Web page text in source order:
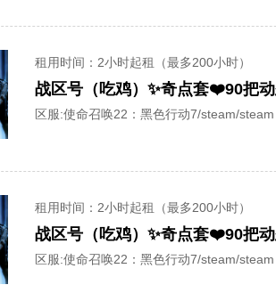
租用时间 ：2小时起租（最多200小时）
战区号（吃鸡）✨奇点套❤️90把
区服:使命召唤22：黑色行动7/steam/steam
租用时间 ：2小时起租（最多200小时）
战区号（吃鸡）✨奇点套❤️90把
区服:使命召唤22：黑色行动7/steam/steam